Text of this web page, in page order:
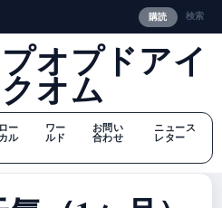
購読 検索
オプドアイ
オム
ロー
カル
ワー
ルド
お問い
合わせ
ニュース
レター